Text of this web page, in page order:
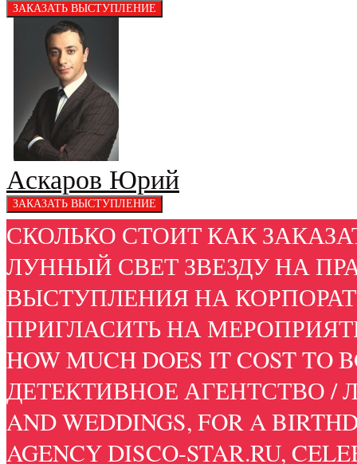
Аскаров Юрий
СКОЛЬКО СТОИТ КАК
ЛУННЫЙ СВЕТ ЗВЕЗДУ НА
ВЫСТУПЛЕНИЯ НА
ПРИГЛАСИТЬ НА
HOW MUCH DOES IT COST TO
ДЕТЕКТИВНОЕ АГЕНТСТВО /
AND WEDDINGS, FOR A
AGENCY DISCO-STAR.RU,